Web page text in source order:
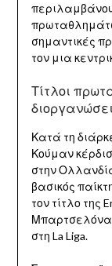
σημαντικές
τον μια
Τίτλοι
Κατά τη
Κούμαν
στην
βασικός
τον τίτλο της
Μπαρτσελόνα,
στη La Liga.